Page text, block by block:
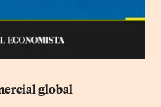
global